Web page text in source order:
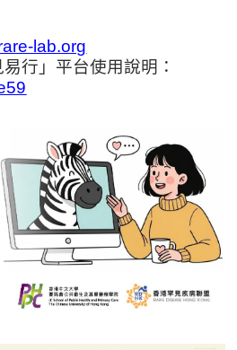
lab.org
行」平台使用說明：